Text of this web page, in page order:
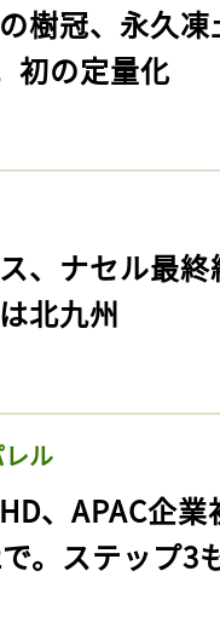
の樹冠、永久
初の定量化
ス、ナセル最
北九州
ル
、APAC企
。ステップ3